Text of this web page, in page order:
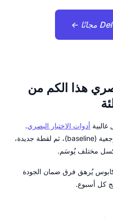
هذا الكم من
أدوات الاختبار البصري.
الآلية بسيطة: تُؤخذ لقطة شاشة مرجعية (baseline)، ثم لقطة جديدة،
بكسل مختلف يُوسَم.
كابوس يُرهق فرق ضمان الجودة
كل أسبوع.